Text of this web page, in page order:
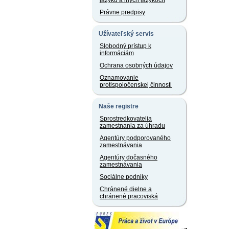
Právne predpisy
Užívateľský servis
Slobodný prístup k
informáciám
Ochrana osobných údajov
Oznamovanie
protispoločenskej činnosti
Naše registre
Sprostredkovatelia
zamestnania za úhradu
Agentúry podporovaného
zamestnávania
Agentúry dočasného
zamestnávania
Sociálne podniky
Chránené dielne a
chránené pracoviská